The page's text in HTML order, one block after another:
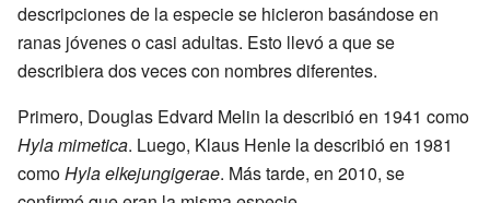
descripciones de la especie se hicieron basándose en
ranas jóvenes o casi adultas. Esto llevó a que se
describiera dos veces con nombres diferentes.
Primero, Douglas Edvard Melin la describió en 1941 como
Hyla mimetica. Luego, Klaus Henle la describió en 1981
comoHyla elkejungigerae. Más tarde, en 2010, se